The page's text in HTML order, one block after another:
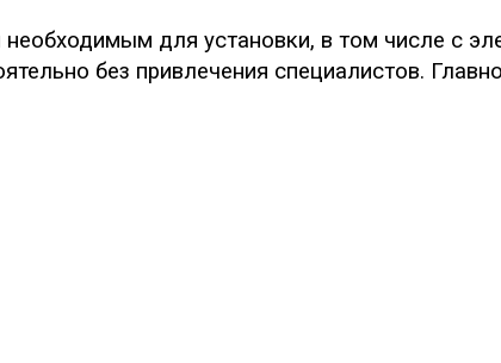
необходимым для установки, в том числе с
без привлечения специалистов.